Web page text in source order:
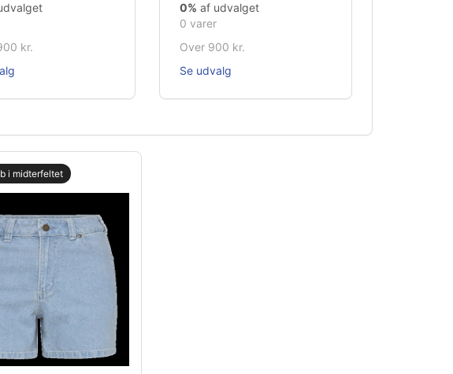
kr.
0% af udvalget
0 varer
Over 900 kr.
Se udvalg
i midterfeltet